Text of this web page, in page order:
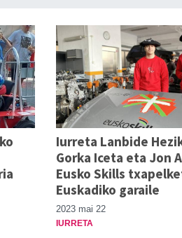
Iurreta Lanbide
Gorka Iceta eta Jon
Eusko Skills
Euskadiko garaile
2023 mai 22
IURRETA